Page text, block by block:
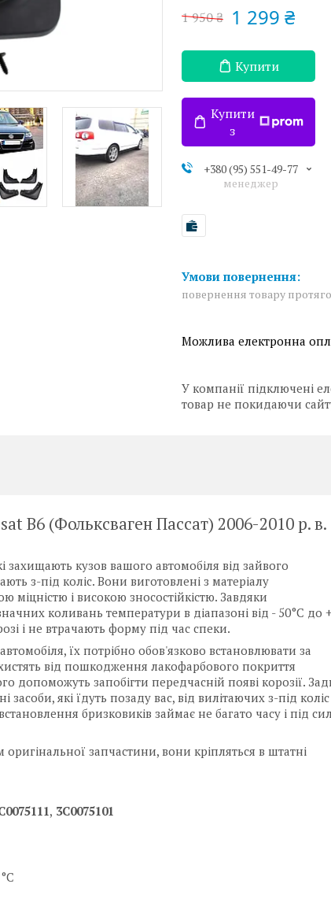
1 950 ₴ 1 299 ₴
Купити
Купити
з
+380 (95) 551-49-77
менеджер
повернення товару
У компанії підключені
товар не покидаючи
B6 (Фольксваген Пассат) 2006-2010 р. в.
захищають кузов вашого автомобіля від зайвого
з-під коліс. Вони виготовлені з матеріалу
і високою зносостійкістю. Завдяки
коливань температури в діапазоні від - 50°C до +
і не втрачають форму під час спеки.
їх потрібно обов'язково встановлювати за
від пошкодження лакофарбового покриття
допоможуть запобігти передчасній появі корозії.
які їдуть позаду вас, від вилітаючих з-під коліс
бризковиків займає не багато часу і під
запчастини, вони кріпляться в штатні
, 3C0075101